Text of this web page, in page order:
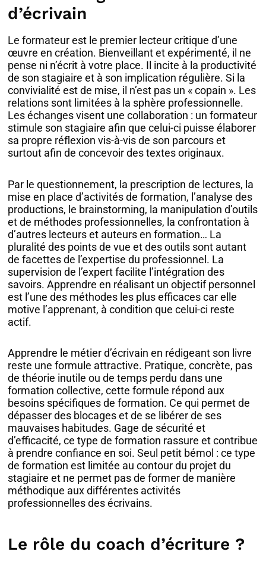
d’écrivain
Le formateur est le premier lecteur critique d’une
œuvre en création. Bienveillant et expérimenté, il ne
pense ni n’écrit à votre place. Il incite à la productivité
de son stagiaire et à son implication régulière. Si la
convivialité est de mise, il n’est pas un « copain ». Les
relations sont limitées à la sphère professionnelle.
Les échanges visent une collaboration : un formateur
stimule son stagiaire afin que celui-ci puisse élaborer
sa propre réflexion vis-à-vis de son parcours et
surtout afin de concevoir des textes originaux.
Par le questionnement, la prescription de lectures, la
mise en place d’activités de formation, l’analyse des
productions, le brainstorming, la manipulation d’outils
et de méthodes professionnelles, la confrontation à
d’autres lecteurs et auteurs en formation… La
pluralité des points de vue et des outils sont autant
de facettes de l’expertise du professionnel. La
supervision de l’expert facilite l’intégration des
savoirs. Apprendre en réalisant un objectif personnel
est l’une des méthodes les plus efficaces car elle
motive l’apprenant, à condition que celui-ci reste
actif.
Apprendre le métier d’écrivain en rédigeant son livre
reste une formule attractive. Pratique, concrète, pas
de théorie inutile ou de temps perdu dans une
formation collective, cette formule répond aux
besoins spécifiques de formation. Ce qui permet de
dépasser des blocages et de se libérer de ses
mauvaises habitudes. Gage de sécurité et
d’efficacité, ce type de formation rassure et contribue
à prendre confiance en soi. Seul petit bémol : ce type
de formation est limitée au contour du projet du
stagiaire et ne permet pas de former de manière
méthodique aux différentes activités
professionnelles des écrivains.
Le rôle du coach d’écriture ?